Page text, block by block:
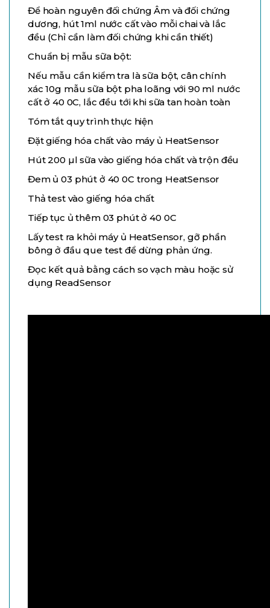
Để hoàn nguyên đối chứng Âm và đối chứng
dương, hút 1ml nước cất vào mỗi chai và lắc
đều (Chỉ cần làm đối chứng khi cần thiết)
Chuẩn bị mẫu sữa bột:
Nếu mẫu cần kiểm tra là sữa bột, cân chính
xác 10g mẫu sữa bột pha loãng với 90 ml nước
cất ở 40 0C, lắc đều tới khi sữa tan hoàn toàn
Tóm tắt quy trình thực hiện
Đặt giếng hóa chất vào máy ủ HeatSensor
Hút 200 µl sữa vào giếng hóa chất và trộn đều
Đem ủ 03 phút ở 40 0C trong HeatSensor
Thả test vào giếng hóa chất
Tiếp tục ủ thêm 03 phút ở 40 0C
Lấy test ra khỏi máy ủ HeatSensor, gỡ phần
bông ở đầu que test để dừng phản ứng.
Đọc kết quả bằng cách so vạch màu hoặc sử
dụng ReadSensor